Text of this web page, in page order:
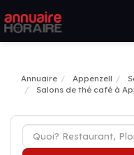
Annuaire Appenzell
Salons de thé café à